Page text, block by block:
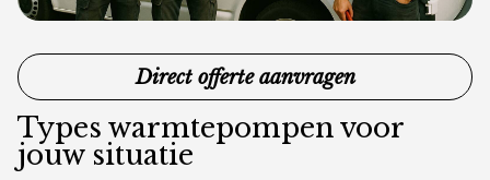
Direct offerte aanvragen
Types warmtepompen voor
jouw situatie